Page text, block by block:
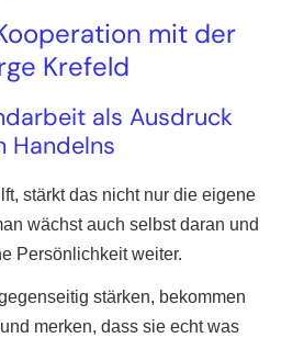
mit der
Krefeld
als Ausdruck
Handelns
stärkt das nicht nur die eigene
wächst auch selbst daran und
Persönlichkeit weiter.
stärken, bekommen
merken, dass sie echt was